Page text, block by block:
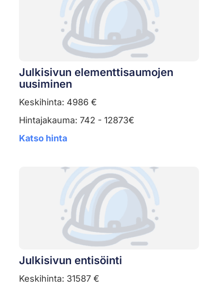
Julkisivun elementtisaumojen
uusiminen
Keskihinta: 4986 €
Hintajakauma: 742 - 12873€
Katso hinta
Julkisivun entisöinti
Keskihinta: 31587 €